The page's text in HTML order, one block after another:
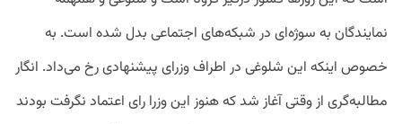
نمایندگان به سوژه‌ای در شبکه‌های اجتماعی بدل شده است. به
خصوص اینکه این شلوغی در اطراف وزرای پیشنهادی رخ می‌داد. انگار
مطالبه‌گری از وقتی آغاز شد که هنوز این وزرا رای اعتماد نگرفت بودند